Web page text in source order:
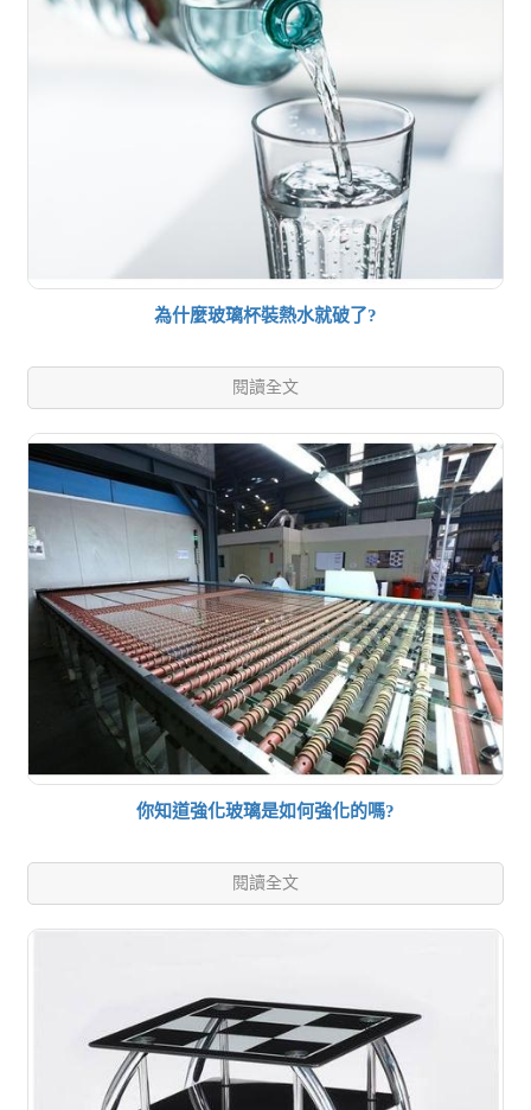
為什麼玻璃杯裝熱水就破了?
閱讀全文
你知道強化玻璃是如何強化的嗎?
閱讀全文